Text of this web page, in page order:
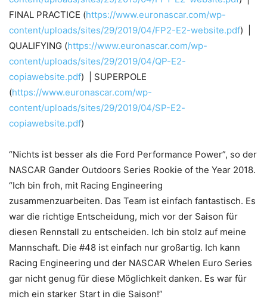
FINAL PRACTICE (https://www.euronascar.com/wp-
content/uploads/sites/29/2019/04/FP2-E2-website.pdf) |
QUALIFYING (https://www.euronascar.com/wp-
content/uploads/sites/29/2019/04/QP-E2-
copiawebsite.pdf) | SUPERPOLE
(https://www.euronascar.com/wp-
content/uploads/sites/29/2019/04/SP-E2-
copiawebsite.pdf)
“Nichts ist besser als die Ford Performance Power”, so der
NASCAR Gander Outdoors Series Rookie of the Year 2018.
“Ich bin froh, mit Racing Engineering
zusammenzuarbeiten. Das Team ist einfach fantastisch. Es
war die richtige Entscheidung, mich vor der Saison für
diesen Rennstall zu entscheiden. Ich bin stolz auf meine
Mannschaft. Die #48 ist einfach nur großartig. Ich kann
Racing Engineering und der NASCAR Whelen Euro Series
gar nicht genug für diese Möglichkeit danken. Es war für
mich ein starker Start in die Saison!”